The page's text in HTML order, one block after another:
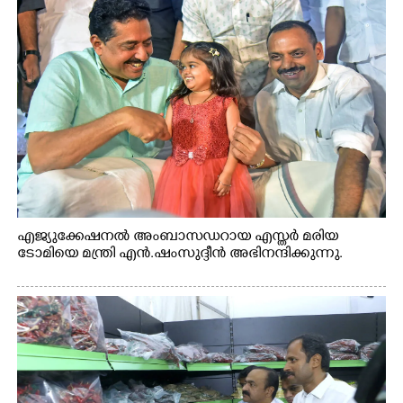
എജ്യുക്കേഷനൽ അംബാസഡറായ എസ്തർ മരിയ
ടോമിയെ മന്ത്രി എൻ.ഷംസുദ്ദീൻ അഭിനന്ദിക്കുന്നു.